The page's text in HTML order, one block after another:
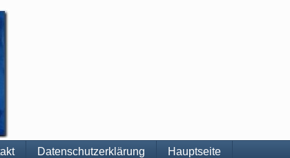
Datenschutzerklärung Hauptseite